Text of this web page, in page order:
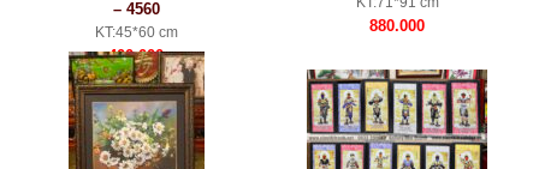
– 4560
KT:45*60 cm
400.000
880.000